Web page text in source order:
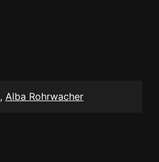
, Alba Rohrwacher